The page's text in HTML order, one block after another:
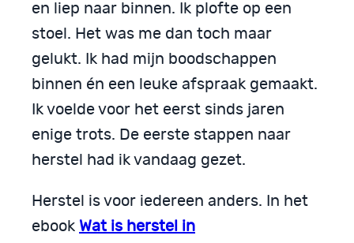
en liep naar binnen. Ik plofte op een
stoel. Het was me dan toch maar
gelukt. Ik had mijn boodschappen
binnen én een leuke afspraak gemaakt.
Ik voelde voor het eerst sinds jaren
enige trots. De eerste stappen naar
herstel had ik vandaag gezet.
Herstel is voor iedereen anders. In het
ebook Wat is herstel in